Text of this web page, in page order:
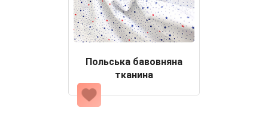
Польська бавовняна
тканина